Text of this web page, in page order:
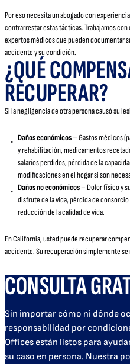
Por eso necesita un abogado con
contrarrestar estas tácticas. Trabajamos
expertos médicos que pueden documentar
accidente y su condición.
¿QUÉ
RECUPERAR?
Si la negligencia de otra persona causó su
Daños económicos– Gastos médicos
y rehabilitación, medicamentos
salarios perdidos, pérdida de la
modificaciones en el hogar si son
Daños no económicos– Dolor físico y
disfrute de la vida, pérdida de
reducción de la calidad de vida.
En California, usted puede recuperar
accidente. Su recuperación simplemente
CONSULTA
Sin importar cómo ni dónde
responsabilidad por
Offices están listos para
su caso en persona. Nuestra